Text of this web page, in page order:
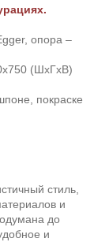
опора –
(ШхГхВ)
покраске
стиль,
и
до
и